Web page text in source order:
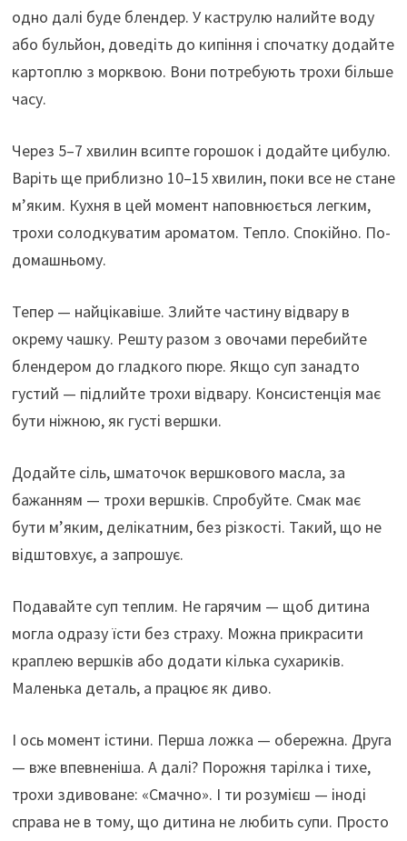
одно далі буде блендер. У каструлю налийте воду
або бульйон, доведіть до кипіння і спочатку додайте
картоплю з морквою. Вони потребують трохи більше
часу.
Через 5–7 хвилин всипте горошок і додайте цибулю.
Варіть ще приблизно 10–15 хвилин, поки все не стане
м’яким. Кухня в цей момент наповнюється легким,
трохи солодкуватим ароматом. Тепло. Спокійно. По-
домашньому.
Тепер — найцікавіше. Злийте частину відвару в
окрему чашку. Решту разом з овочами перебийте
блендером до гладкого пюре. Якщо суп занадто
густий — підлийте трохи відвару. Консистенція має
бути ніжною, як густі вершки.
Додайте сіль, шматочок вершкового масла, за
бажанням — трохи вершків. Спробуйте. Смак має
бути м’яким, делікатним, без різкості. Такий, що не
відштовхує, а запрошує.
Подавайте суп теплим. Не гарячим — щоб дитина
могла одразу їсти без страху. Можна прикрасити
краплею вершків або додати кілька сухариків.
Маленька деталь, а працює як диво.
І ось момент істини. Перша ложка — обережна. Друга
— вже впевненіша. А далі? Порожня тарілка і тихе,
трохи здивоване: «Смачно». І ти розумієш — іноді
справа не в тому, що дитина не любить супи. Просто